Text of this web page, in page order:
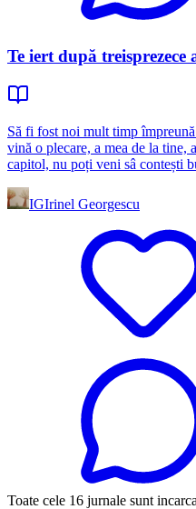
Te iert după
Să fi fost noi mult timp
vină o plecare, a mea de la tine,
capitol, nu poți veni sâ contești
IGIrinel Georgescu
Toate cele 16 jurnale sunt